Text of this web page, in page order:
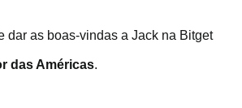
dar as boas-vindas a Jack na Bitget
das Américas.